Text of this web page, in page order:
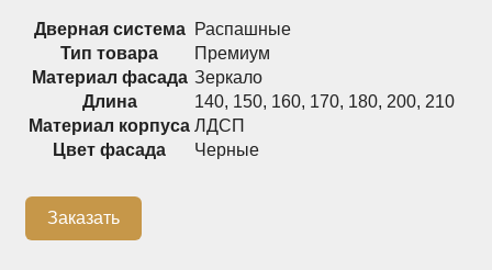
+7 (926) 192-03-75
О нас
Доставка
Дверная система Распашные
Тип товара
Премиум
Материал фасада Зеркало
Длина
140, 150, 160, 170, 180, 200, 210
Материал корпуса ЛДСП
Цвет фасада
Черные
Заказать